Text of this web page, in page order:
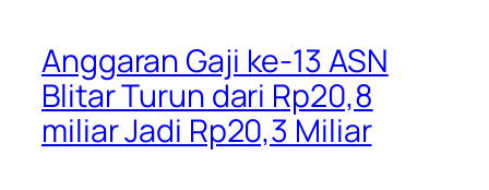
Anggaran Gaji ke-13 ASN
Blitar Turun dari Rp20,8
miliar Jadi Rp20,3 Miliar